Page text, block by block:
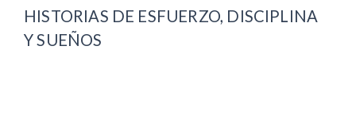
HISTORIAS DE ESFUERZO, DISCIPLINA
Y SUEÑOS